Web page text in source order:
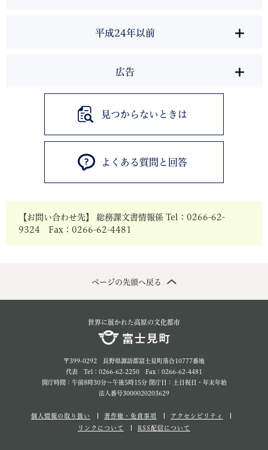
平成24年以前
広告
見つからないときは
よくある質問と回答
【お問い合わせ先】 総務課文書情報係 Tel：0266-62-
9324 Fax：0266-62-4481
ページの先頭へ戻る
世界に展かれた高原の文化都市
〒399-0292 長野県諏訪郡富士見町落合10777番地
代表 Tel：0266-62-2250 Fax：0266-62-4481
開庁時間：午前8時30分～午後5時15分 閉庁日：土日祝日・年末年始
法人番号3000020203629
個人情報の取り扱い 著作権・免責事項
アクセシビリティ
リンクについて
RSS配信について